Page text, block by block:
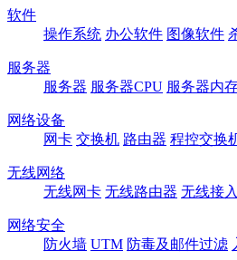
软件
操作系统 办公软件 图像软件
服务器
服务器 服务器CPU 服务器内
网络设备
网卡 交换机 路由器 程控交换
无线网络
无线网卡 无线路由器 无线接
网络安全
防火墙 UTM 防毒及邮件过滤